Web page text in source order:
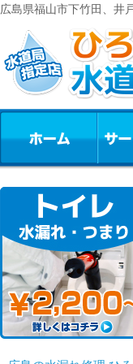
広島県福山市下竹田、井